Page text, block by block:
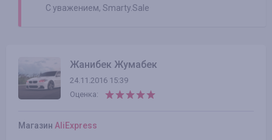
С уважением, Smarty.Sale
Жанибек Жумабек
24.11.2016 15:39
Оценка:
Магазин AliExpress